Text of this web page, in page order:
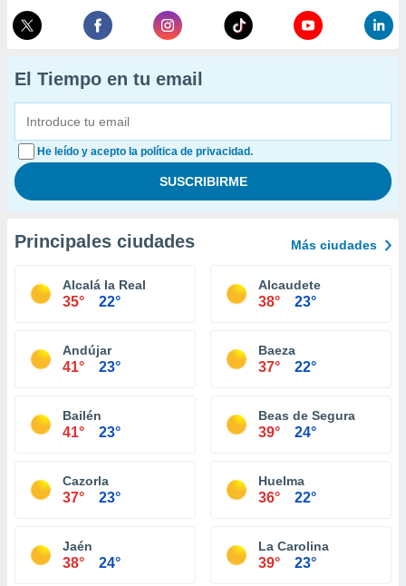
El Tiempo en tu email
He leído y acepto la política de privacidad.
Principales ciudades Más ciudades
Alcalá la Real
35° 22°
Alcaudete
38° 23°
Andújar
41° 23°
Baeza
37° 22°
Bailén
41° 23°
Beas de Segura
39° 24°
Cazorla
37° 23°
Huelma
36° 22°
Jaén
38° 24°
La Carolina
39° 23°